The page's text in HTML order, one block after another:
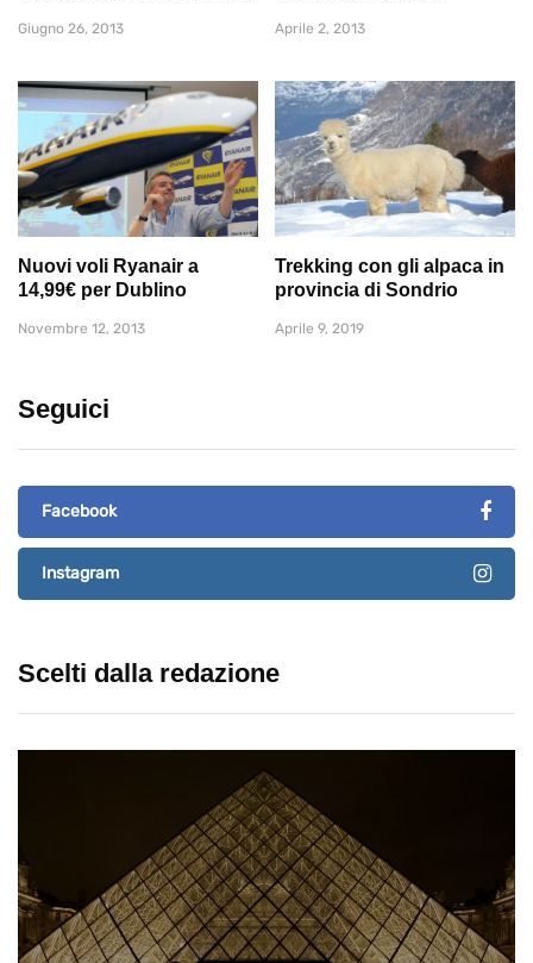
Giugno 26, 2013 Aprile 2, 2013
Nuovi voli Ryanair a
14,99€ per Dublino
Novembre 12, 2013
Trekking con gli alpaca in
provincia di Sondrio
Aprile 9, 2019
Seguici
Facebook
Instagram
Scelti dalla redazione